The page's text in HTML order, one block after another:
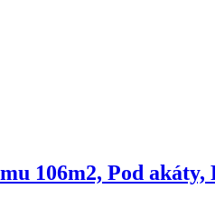
106m2, Pod akáty,